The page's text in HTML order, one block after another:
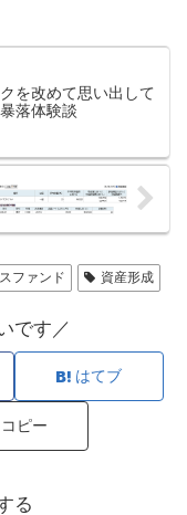
を改めて思い出して
落体験談
ファンド 資産形成
です／
はてブ
コピー
る